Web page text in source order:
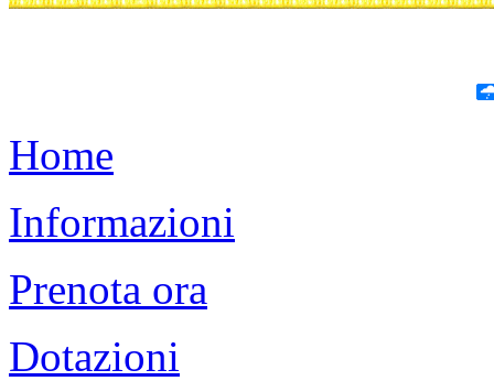
Home
Informazioni
Prenota ora
Dotazioni